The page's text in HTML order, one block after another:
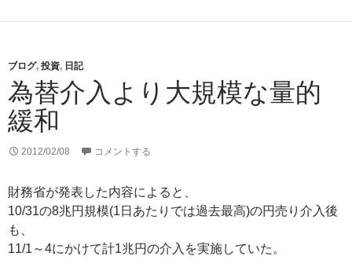
ブログ, 投資, 日記
為替介入より大規模な量的
緩和
2012/02/08 コメントする
財務省が発表した内容によると、
10/31の8兆円規模(1日あたりでは過去最高)の円売り介入後
も、
11/1～4にかけて計1兆円の介入を実施していた。